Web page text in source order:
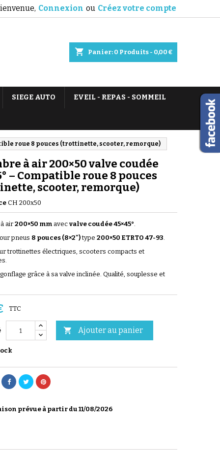
Connexion ou Créez votre compte
shopping_cart Panier: 0 Produits - 0,00 €
SIEGE AUTO EVEIL - REPAS - SOMMEIL
roue 8 pouces (trottinette, scooter, remorque)
à air 200×50 valve coudée
– Compatible roue 8 pouces
scooter, remorque)
CH 200x50
air 200×50 mm avec valve coudée 45×45°.
pneus 8 pouces (8×2")type 200×50 ETRTO 47-93.
trottinettes électriques, scooters compacts et
grâce à sa valve inclinée. Qualité, souplesse et
TTC
 Ajouter au panier
prévue à partir du 11/08/2026